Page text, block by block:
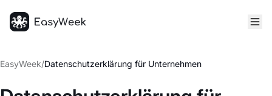
EasyWeek/Datenschutzerklärung für Unternehmen